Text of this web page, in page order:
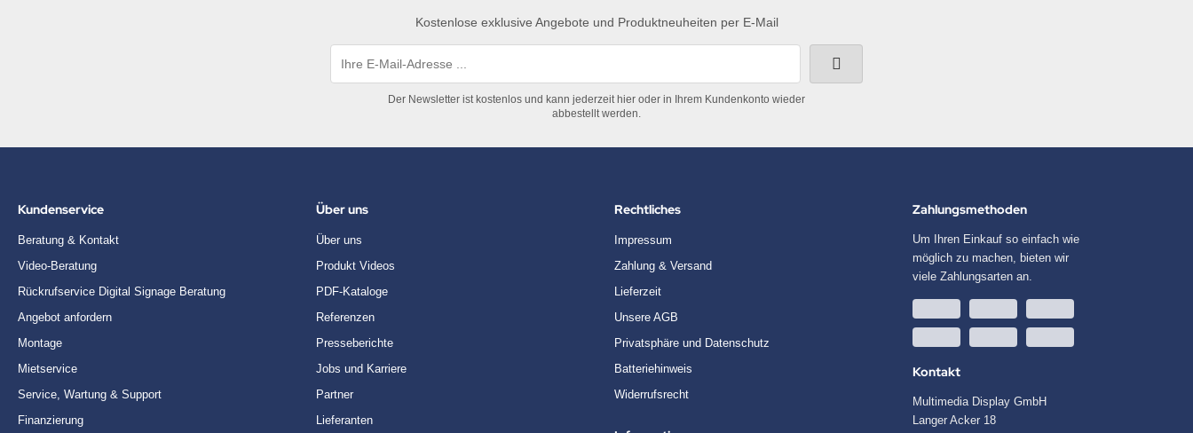
Kostenlose exklusive Angebote und Produktneuheiten per E-Mail
Der Newsletter ist kostenlos und kann jederzeit hier oder in Ihrem Kundenkonto wieder
abbestellt werden.
Kundenservice
Beratung & Kontakt
Video-Beratung
Rückrufservice Digital Signage Beratung
Angebot anfordern
Montage
Mietservice
Service, Wartung & Support
Finanzierung
Über uns
Über uns
Produkt Videos
PDF-Kataloge
Referenzen
Presseberichte
Jobs und Karriere
Partner
Lieferanten
Rechtliches
Impressum
Zahlung & Versand
Lieferzeit
Unsere AGB
Privatsphäre und Datenschutz
Batteriehinweis
Widerrufsrecht
Zahlungsmethoden
Um Ihren Einkauf so einfach wie
möglich zu machen, bieten wir
viele Zahlungsarten an.
Kontakt
Multimedia Display GmbH
Langer Acker 18